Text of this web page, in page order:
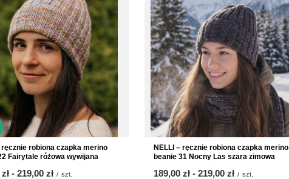
ręcznie robiona czapka merino
Fairytale różowa wywijana
- do
219,00 zł / szt.
NELLI – ręcznie robiona czapka merino
beanie 31 Nocny Las szara zimowa
od
189,00 zł - do
219,00 zł / szt.